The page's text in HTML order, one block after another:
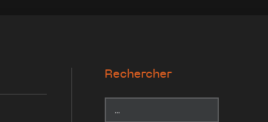
Rechercher